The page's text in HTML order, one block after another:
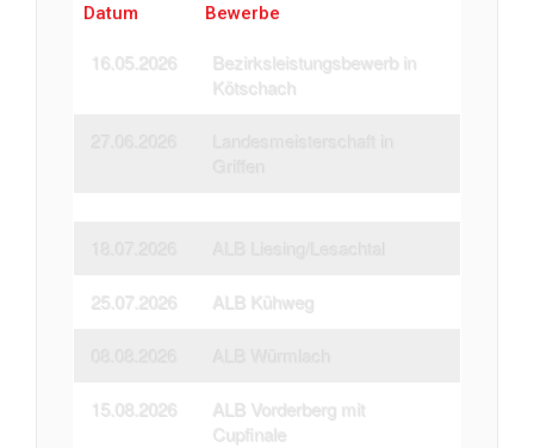
Datum Bewerbe
16.05.2026
Bezirksleistungsbewerb in
Kötschach
25.07.2026 ALB Kühweg
15.08.2026
ALB Vorderberg mit
Cupfinale